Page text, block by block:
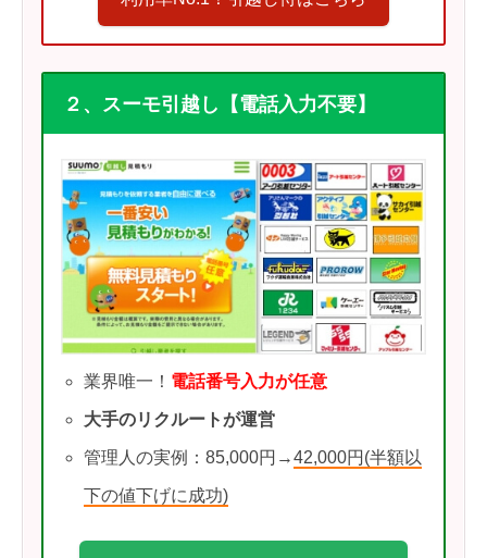
２、スーモ引越し【電話入力不要】
業界唯一！ 電話番号入力が任意
大手のリクルートが運営
管理人の実例：85,000円→42,000円(半額以
下の値下げに成功)